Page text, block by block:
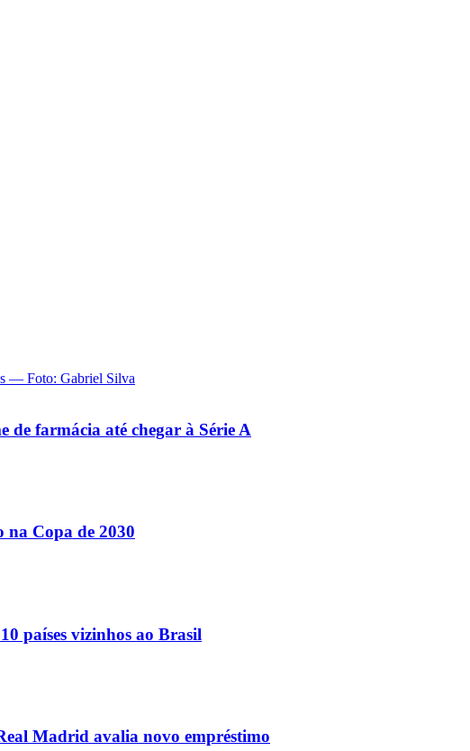
farmácia até chegar à Série A
na Copa de 2030
países vizinhos ao Brasil
Madrid avalia novo empréstimo